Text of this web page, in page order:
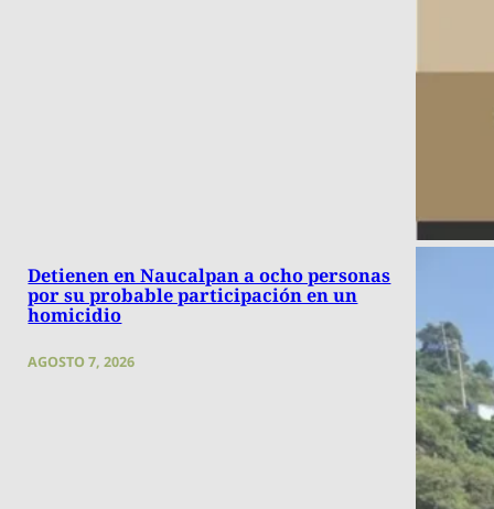
Detienen en Naucalpan a ocho personas
por su probable participación en un
homicidio
AGOSTO 7, 2026